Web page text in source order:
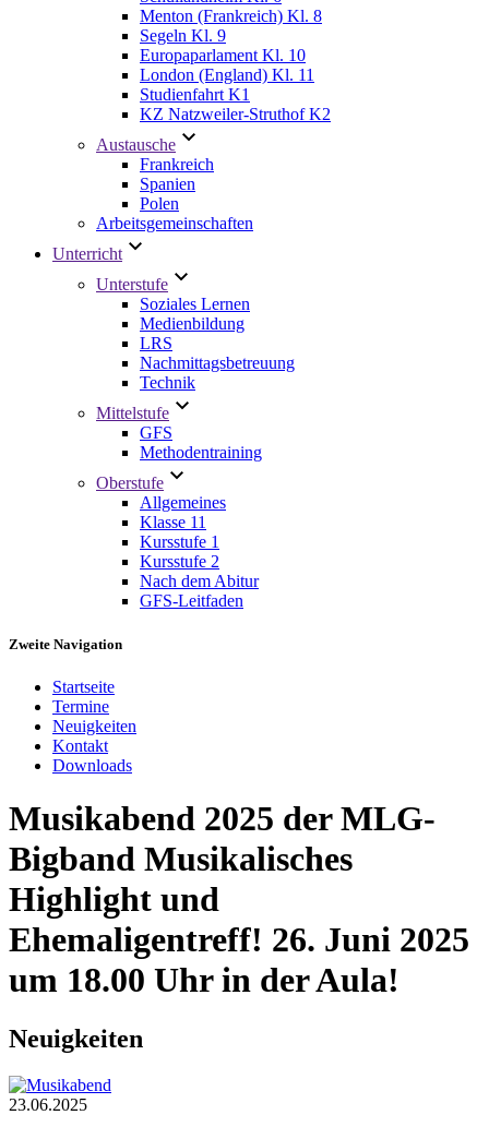
Menton (Frankreich) Kl. 8
Segeln Kl. 9
Europaparlament Kl. 10
London (England) Kl. 11
Studienfahrt K1
KZ Natzweiler-Struthof K2
Austausche
Frankreich
Spanien
Polen
Arbeitsgemeinschaften
Unterricht
Unterstufe
Soziales Lernen
Medienbildung
LRS
Nachmittagsbetreuung
Technik
Mittelstufe
GFS
Methodentraining
Oberstufe
Allgemeines
Klasse 11
Kursstufe 1
Kursstufe 2
Nach dem Abitur
GFS-Leitfaden
Zweite Navigation
Startseite
Termine
Neuigkeiten
Kontakt
Downloads
Musikabend 2025 der MLG-
Bigband Musikalisches
Highlight und
Ehemaligentreff! 26. Juni 2025
um 18.00 Uhr in der Aula!
Neuigkeiten
23.06.2025